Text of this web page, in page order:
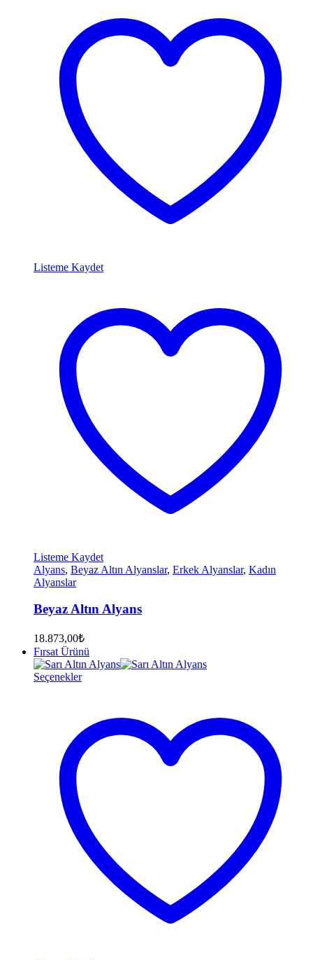
Listeme Kaydet
Listeme Kaydet
Alyans, Beyaz Altın Alyanslar, Erkek Alyanslar, Kadın
Alyanslar
Beyaz Altın Alyans
18.873,00₺
Fırsat Ürünü
Seçenekler